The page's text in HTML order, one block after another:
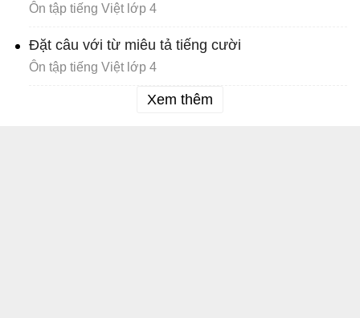
Ôn tập tiếng Việt lớp 4
Đặt câu với từ miêu tả tiếng cười
Ôn tập tiếng Việt lớp 4
Xem thêm